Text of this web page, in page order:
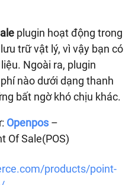
plugin hoạt động trong
trữ vật lý, vì vậy bạn có
Ngoài ra, plugin
nào dưới dạng thanh
bất ngờ khó chịu khác.
Openpos –
Of Sale(POS)
products/point-